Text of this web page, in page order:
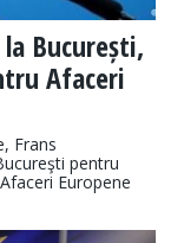
București,
Afaceri
Frans
pentru
Europene